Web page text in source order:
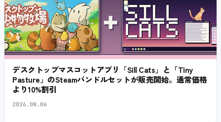
デスクトップマスコットアプリ「Sill Cats」と「Tiny
Pasture」のSteamバンドルセットが販売開始。通常価格
より10%割引
2026.08.06